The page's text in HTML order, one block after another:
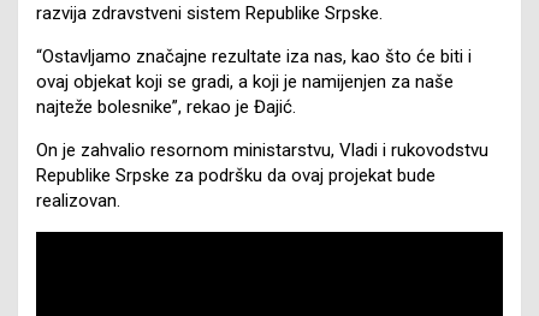
razvija zdravstveni sistem Republike Srpske.
“Ostavljamo značajne rezultate iza nas, kao što će biti i
ovaj objekat koji se gradi, a koji je namijenjen za naše
najteže bolesnike”, rekao je Đajić.
On je zahvalio resornom ministarstvu, Vladi i rukovodstvu
Republike Srpske za podršku da ovaj projekat bude
realizovan.